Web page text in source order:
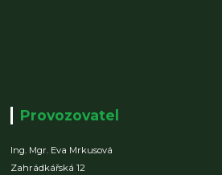
Provozovatel
Ing. Mgr. Eva Mrkusová
Zahrádkářská 12